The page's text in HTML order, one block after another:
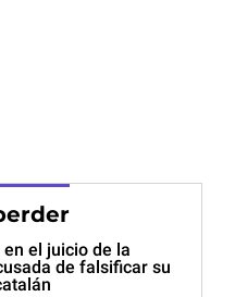
el juicio de la
de falsificar su